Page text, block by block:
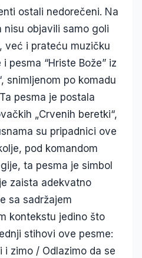
ostali nedorečeni. Na
nisu objavili samo goli
već i prateću muzičku
pesma “Hriste Bože” iz
snimljenom po komadu
pesma je postala
„Crvenih beretki“,
su pripadnici ove
pod komandom
ta pesma je simbol
zaista adekvatno
sa sadržajem
kontekstu jedino što
stihovi ove pesme:
i zimo / Odlazimo da se